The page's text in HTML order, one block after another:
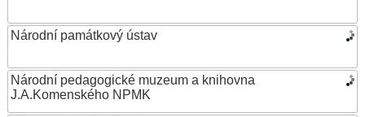
Národní památkový ústav
Národní pedagogické muzeum a knihovna
J.A.Komenského NPMK